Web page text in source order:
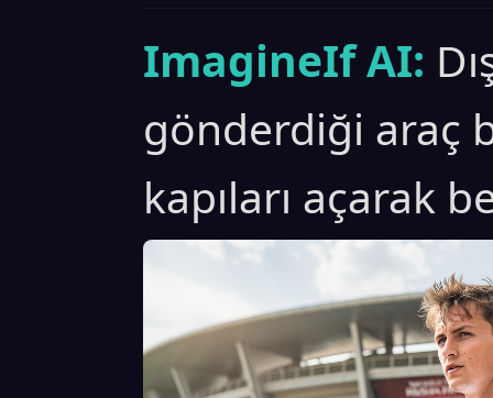
ImagineIf AI:
gönderdiği araç
kapıları açarak